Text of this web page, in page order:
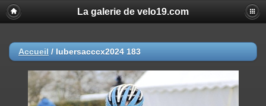
La galerie de velo19.com
Accueil / lubersacccx2024 183